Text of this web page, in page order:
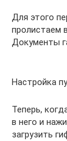
Для этого
пролистаем
Документы
Настройка
Теперь,
в него и
загрузить